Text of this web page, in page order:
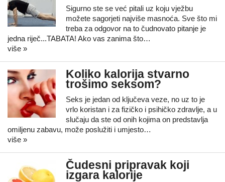
Sigurno ste se već pitali uz koju vježbu
možete sagorjeti najviše masnoća. Sve što mi
treba za odgovor na to čudnovato pitanje je
jedna riječ...TABATA! Ako vas zanima što…
više »
Koliko kalorija stvarno
trošimo seksom?
Seks je jedan od ključeva veze, no uz to je
vrlo koristan i za fizičko i psihičko zdravlje, a u
slučaju da ste od onih kojima on predstavlja
omiljenu zabavu, može poslužiti i umjesto…
više »
Čudesni pripravak koji
izgara kalorije